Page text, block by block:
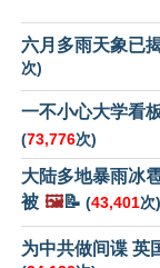
六月多雨天象已
次)
一不小心大学看
(73,776次)
大陆多地暴雨冰
被 🖼️📝 (43,401次)
为中共做间谍 英